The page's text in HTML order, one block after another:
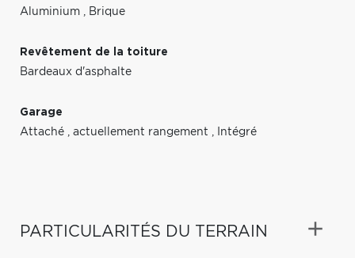
Aluminium , Brique
Revêtement de la toiture
Bardeaux d'asphalte
Garage
Attaché , actuellement rangement , Intégré
PARTICULARITÉS DU TERRAIN